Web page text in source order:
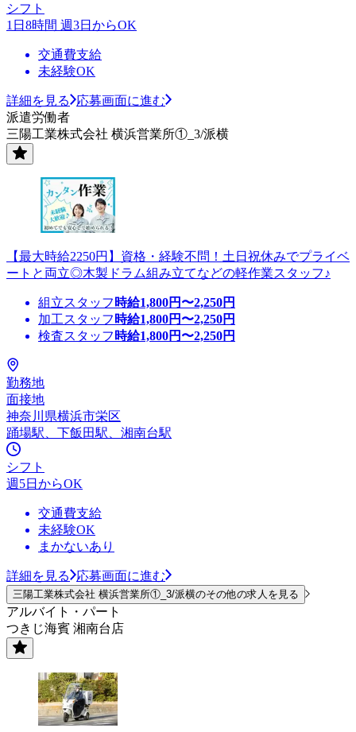
シフト
1日8時間 週3日からOK
交通費支給
未経験OK
詳細を見る
応募画面に進む
派遣労働者
三陽工業株式会社 横浜営業所①_3/派横
【最大時給2250円】資格・経験不問！土日祝休みでプライベ
ートと両立◎木製ドラム組み立てなどの軽作業スタッフ♪
組立スタッフ 時給1,800円〜2,250円
加工スタッフ 時給1,800円〜2,250円
検査スタッフ 時給1,800円〜2,250円
勤務地
面接地
神奈川県横浜市栄区
踊場駅、下飯田駅、湘南台駅
シフト
週5日からOK
交通費支給
未経験OK
まかないあり
詳細を見る 応募画面に進む
三陽工業株式会社 横浜営業所①_3/派横のその他の求人を見る
アルバイト・パート
つきじ海賓 湘南台店